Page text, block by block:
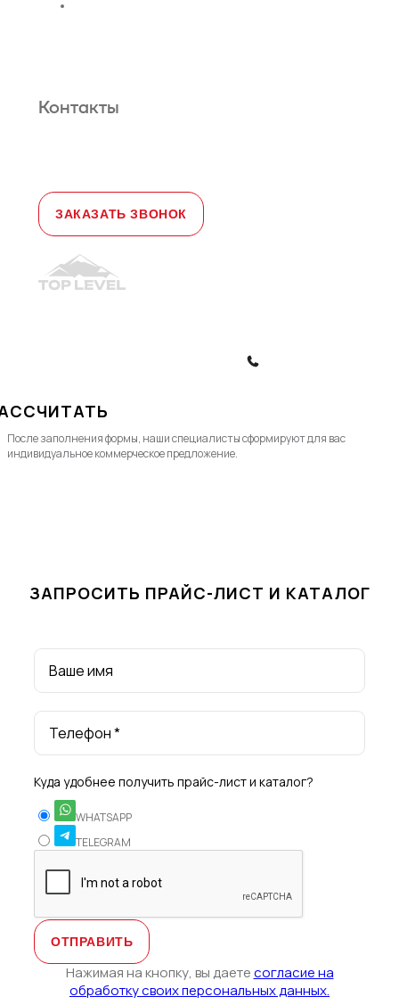
Контакты
ЗАКАЗАТЬ ЗВОНОК
После заполнения формы, наши специалисты cформируют для вас
индивидуальное коммерческое предложение.
ЗАПРОСИТЬ ПРАЙС-ЛИСТ И КАТАЛОГ
Ваше имя
Телефон *
Куда удобнее получить прайс-лист и каталог?
WHATSAPP
TELEGRAM
Нажимая на кнопку, вы даетесогласие на
обработку своих персональных данных.